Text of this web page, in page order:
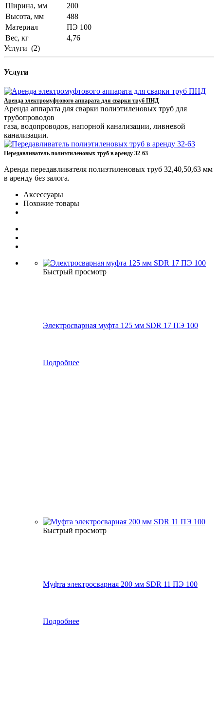
Ширина, мм
200
Высота, мм
488
Материал
ПЭ 100
Вес, кг
4,76
Услуги (2)
Услуги
Аренда электромуфтового аппарата для сварки труб ПНД
Аренда аппарата для сварки полиэтиленовых труб для
трубопроводов
газа, водопроводов, напорной канализации, ливневой
канализации.
Передавливатель полиэтиленовых труб в аренду 32-63
Аренда передавливателя полиэтиленовых труб 32,40,50,63 мм
в аренду без залога.
Аксессуары
Похожие товары
Быстрый просмотр
Электросварная муфта 125 мм SDR 17 ПЭ 100
Подробнее
Быстрый просмотр
Муфта электросварная 200 мм SDR 11 ПЭ 100
Подробнее